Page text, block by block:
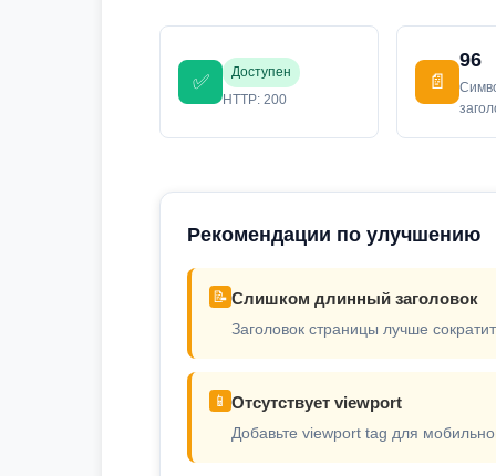
✅
Доступен
HTTP: 200
📄
96
Рекомендации по улучшению
📝 Слишком длинный заголовок
Заголовок страницы лучше
📱 Отсутствует viewport
Добавьте viewport tag для